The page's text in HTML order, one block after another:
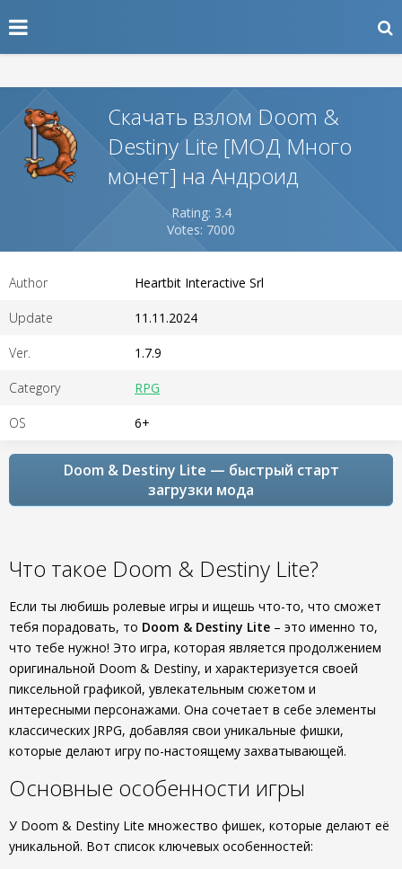
Скачать взлом Doom &
Destiny Lite [МОД Много
монет] на Андроид
Rating: 3.4
Votes: 7000
Author Heartbit Interactive Srl
Update 11.11.2024
Ver. 1.7.9
Category RPG
OS 6+
Doom & Destiny Lite — быстрый старт
загрузки мода
Что такое Doom & Destiny Lite?
Если ты любишь ролевые игры и ищешь что-то, что сможет
тебя порадовать, то Doom & Destiny Lite – это именно то,
что тебе нужно! Это игра, которая является продолжением
оригинальной Doom & Destiny, и характеризуется своей
пиксельной графикой, увлекательным сюжетом и
интересными персонажами. Она сочетает в себе элементы
классических JRPG, добавляя свои уникальные фишки,
которые делают игру по-настоящему захватывающей.
Основные особенности игры
У Doom & Destiny Lite множество фишек, которые делают её
уникальной. Вот список ключевых особенностей: